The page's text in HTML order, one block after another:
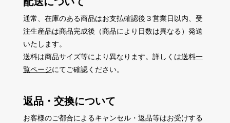
通常、在庫のある商品はお支払確認後３営業日以内、受
注生産品は商品完成後（商品により日数は異なる）発送
いたします。
送料は商品サイズ等により異なります。詳しくは送料一
覧ページにてご確認ください。
返品・交換について
お客様のご都合によるキャンセル・返品等はお受けする